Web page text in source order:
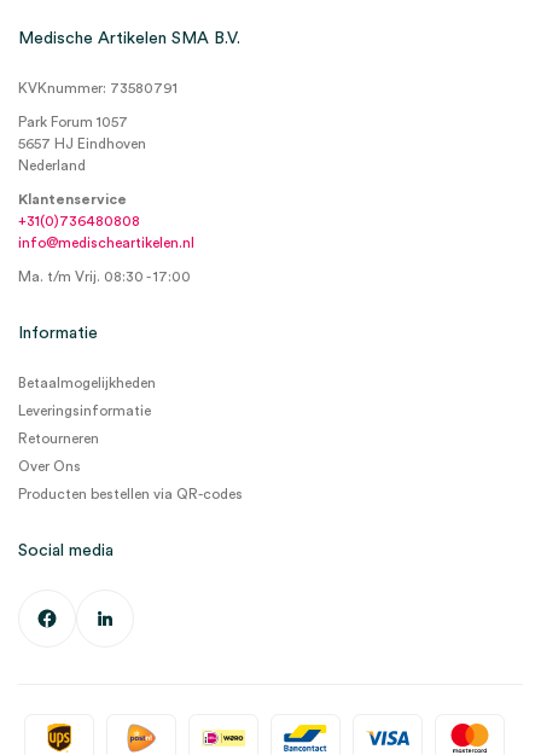
Medische Artikelen SMA B.V.
KVKnummer: 73580791
Park Forum 1057
5657 HJ Eindhoven
Nederland
Klantenservice
+31(0)736480808
info@medischeartikelen.nl
Ma. t/m Vrij. 08:30 - 17:00
Informatie
Betaalmogelijkheden
Leveringsinformatie
Retourneren
Over Ons
Producten bestellen via QR-codes
Social media